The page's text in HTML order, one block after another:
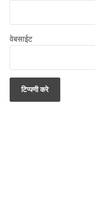
वेबसाईट